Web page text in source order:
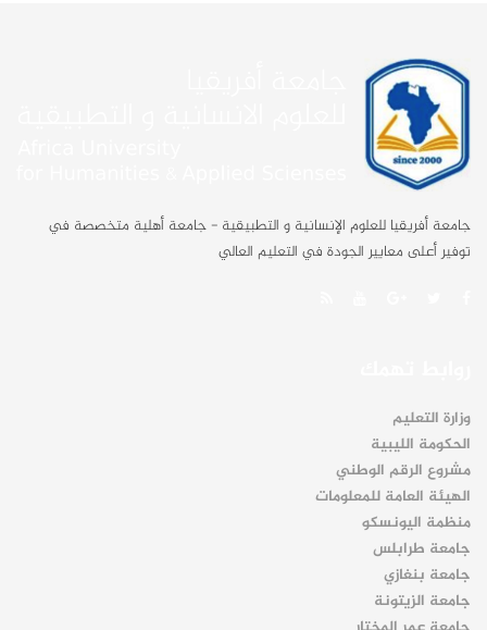
جامعة أفريقيا للعلوم الإنسانية و التطبيقية - جامعة أهلية متخصصة في
توفير أعلى معايير الجودة في التعليم العالي
وزارة التعليم
الحكومة الليبية
مشروع الرقم الوطني
الهيئة العامة للمعلومات
منظمة اليونسكو
جامعة طرابلس
جامعة بنغازي
جامعة الزيتونة